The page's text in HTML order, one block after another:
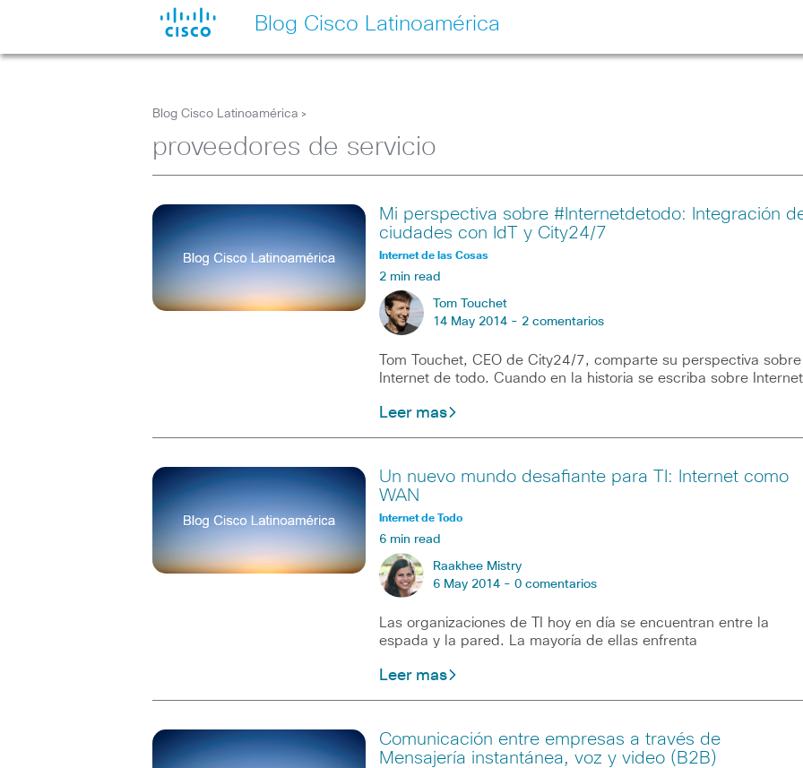
Blog Cisco Latinoamérica
Blog Cisco Latinoamérica >
proveedores de servicio
Mi perspectiva sobre #Internetdetodo: Integración
ciudades con IdT y City24/7
Internet de las Cosas
2 min read
Tom Touchet
14 May 2014 - 2 comentarios
Tom Touchet, CEO de City24/7, comparte su perspectiva sobre
Internet de todo. Cuando en la historia se escriba sobre Internet
Leer mas
Un nuevo mundo desafiante para TI: Internet como
WAN
Internet de Todo
6 min read
Raakhee Mistry
6 May 2014 - 0 comentarios
Las organizaciones de TI hoy en día se encuentran entre la
espada y la pared. La mayoría de ellas enfrenta
Leer mas
Comunicación entre empresas a través de
Mensajería instantánea, voz y video (B2B)